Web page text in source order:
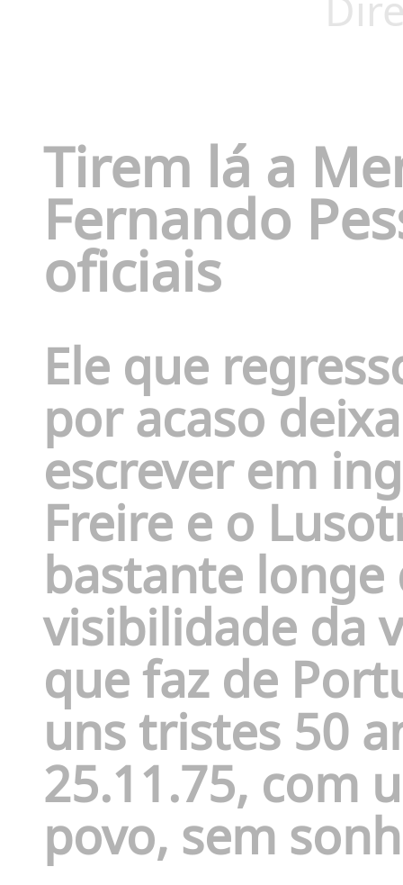
Tirem lá a
Fernando
oficiais
Ele que
por acaso
escrever em
Freire e o
bastante
visibilidade da
que faz de
uns tristes 50
25.11.75, com
povo, sem